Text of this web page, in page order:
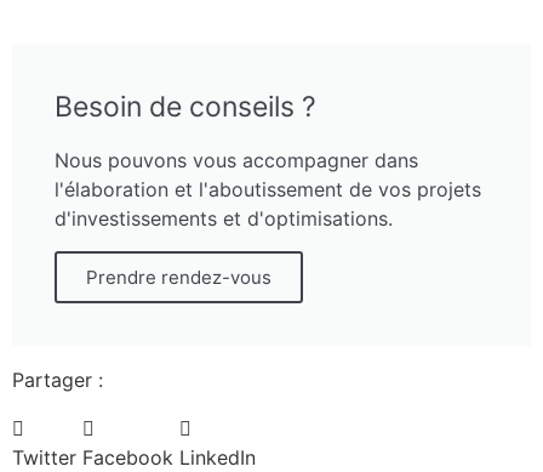
Besoin de conseils ?
Nous pouvons vous accompagner dans
l'élaboration et l'aboutissement de vos projets
d'investissements et d'optimisations.
Prendre rendez-vous
Partager :
Twitter Facebook LinkedIn